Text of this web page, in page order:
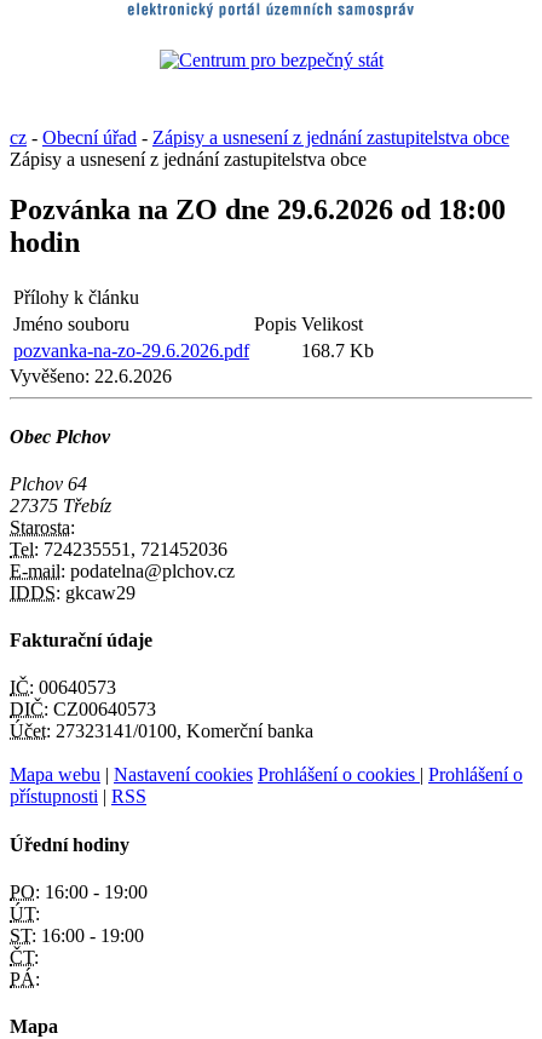
cz - Obecní úřad - Zápisy a usnesení z jednání zastupitelstva obce
Zápisy a usnesení z jednání zastupitelstva obce
Pozvánka na ZO dne 29.6.2026 od 18:00
hodin
Přílohy k článku
Jméno souboru
Popis Velikost
pozvanka-na-zo-29.6.2026.pdf
168.7 Kb
Vyvěšeno: 22.6.2026
Obec Plchov
Plchov 64
27375 Třebíz
Starosta:
Tel: 724235551, 721452036
E-mail: podatelna@plchov.cz
IDDS: gkcaw29
Fakturační údaje
IČ: 00640573
DIČ: CZ00640573
Účet: 27323141/0100, Komerční banka
Mapa webu | Nastavení cookies Prohlášení o cookies | Prohlášení o
přístupnosti | RSS
Úřední hodiny
PO: 16:00 - 19:00
ÚT:
ST: 16:00 - 19:00
ČT:
PÁ:
Mapa